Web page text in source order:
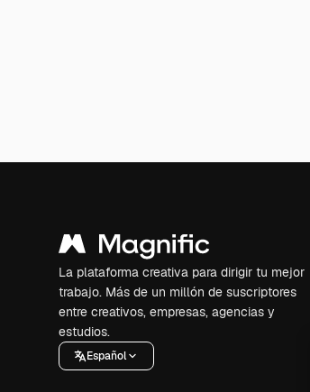
La plataforma creativa para dirigir tu mejor
trabajo. Más de un millón de suscriptores
entre creativos, empresas, agencias y
estudios.
Español